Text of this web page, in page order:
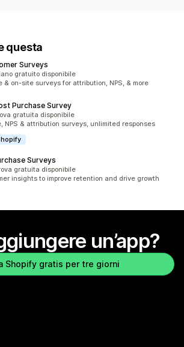
questa
Surveys
totaligratuito disponibile
& on-site surveys for attribution, NPS, & more
Purchase Survey
totaligratuita disponibile
NPS & attribution surveys, unlimited responses
Surveys
totaligratuita disponibile
insights to improve retention and drive growth
un’app?
Shopify gratis per tre giorni